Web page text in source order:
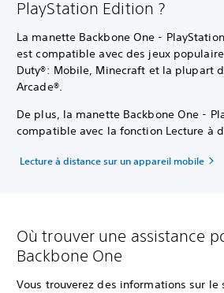
PlayStation Edition ?
La manette Backbone One -
est compatible avec des jeux
Duty®: Mobile, Minecraft et la plupart
Arcade®.
De plus, la manette Backbone One -
compatible avec la fonction Lecture à
Lecture à distance sur un appareil mobile
Où trouver une assistance
Backbone One
Vous trouverez des informations sur le